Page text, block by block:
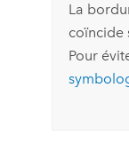
La
coïncide
Pour